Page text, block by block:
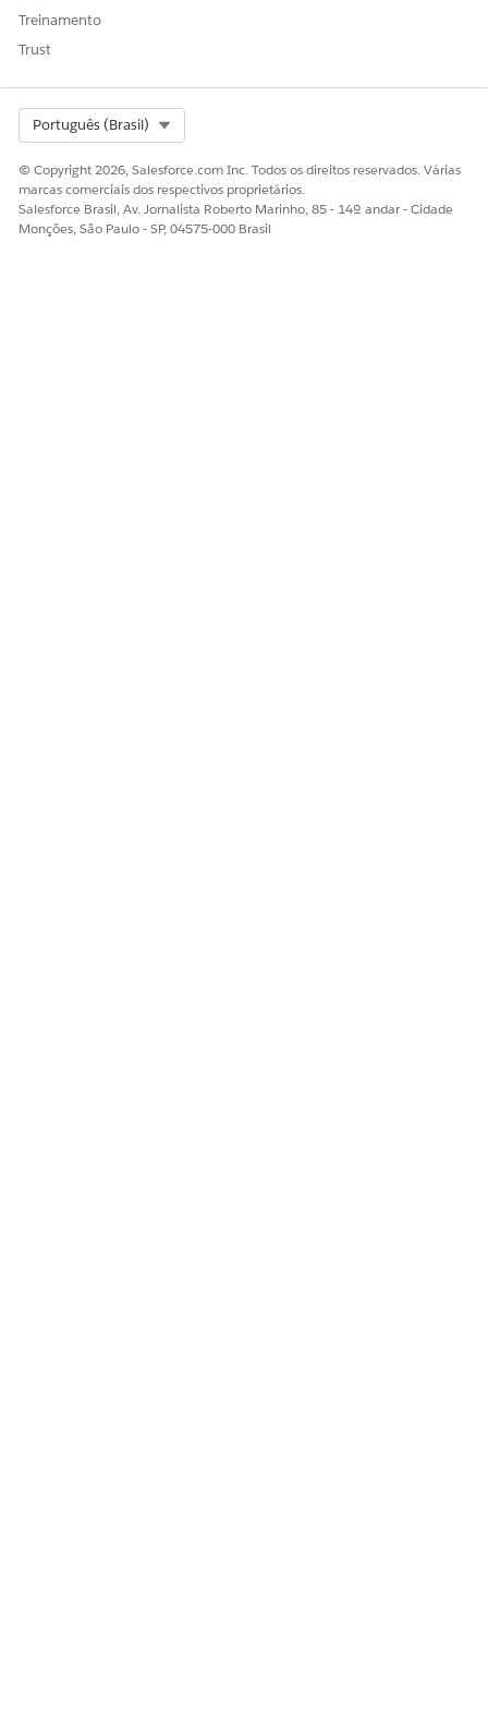
Treinamento
Trust
Português (Brasil)
© Copyright 2026, Salesforce.com Inc. Todos os direitos reservados. Várias
marcas comerciais dos respectivos proprietários.
Salesforce Brasil, Av. Jornalista Roberto Marinho, 85 - 14º andar - Cidade
Monções, São Paulo - SP, 04575-000 Brasil